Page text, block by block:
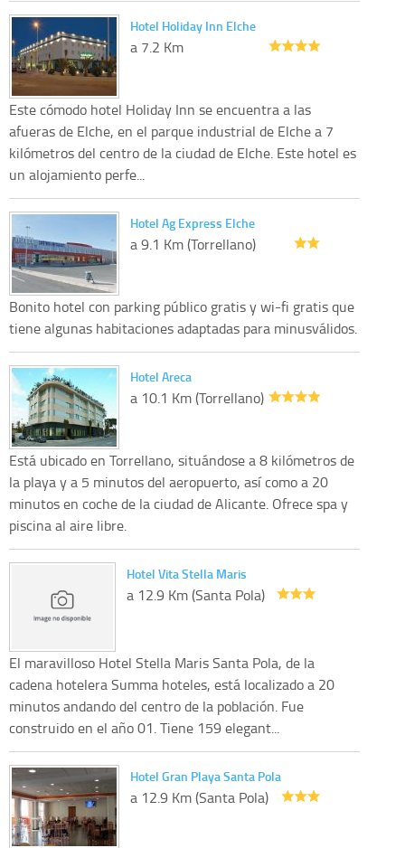
Hotel Holiday Inn Elche
a 7.2 Km
Este cómodo hotel Holiday Inn se encuentra a las
afueras de Elche, en el parque industrial de Elche a 7
kilómetros del centro de la ciudad de Elche. Este hotel es
un alojamiento perfe...
Hotel Ag Express Elche
a 9.1 Km (Torrellano)
Bonito hotel con parking público gratis y wi-fi gratis que
tiene algunas habitaciones adaptadas para minusválidos.
Hotel Areca
a 10.1 Km (Torrellano)
Está ubicado en Torrellano, situándose a 8 kilómetros de
la playa y a 5 minutos del aeropuerto, así como a 20
minutos en coche de la ciudad de Alicante. Ofrece spa y
piscina al aire libre.
Hotel Vita Stella Maris
a 12.9 Km (Santa Pola)
El maravilloso Hotel Stella Maris Santa Pola, de la
cadena hotelera Summa hoteles, está localizado a 20
minutos andando del centro de la población. Fue
construido en el año 01. Tiene 159 elegant...
Hotel Gran Playa Santa Pola
a 12.9 Km (Santa Pola)